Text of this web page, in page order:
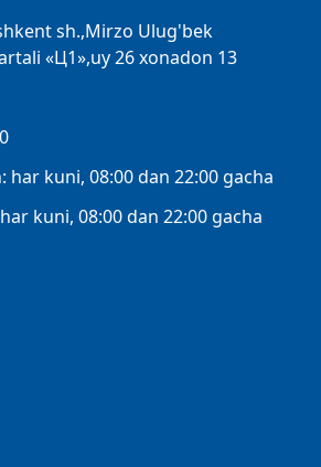
sh.,Mirzo Ulug'bek
«Ц1»,uy 26 xonadon 13
har kuni, 08:00 dan 22:00 gacha
kuni, 08:00 dan 22:00 gacha